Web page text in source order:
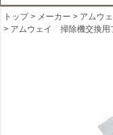
トップ メーカー アムウ
アムウェイ 掃除機交換用